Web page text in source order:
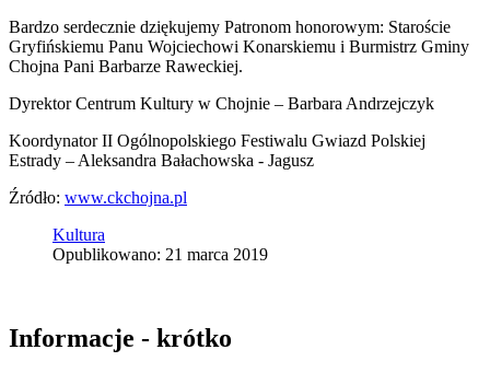
Bardzo serdecznie dziękujemy Patronom honorowym: Staroście
Gryfińskiemu Panu Wojciechowi Konarskiemu i Burmistrz Gminy
Chojna Pani Barbarze Raweckiej.
Dyrektor Centrum Kultury w Chojnie – Barbara Andrzejczyk
Koordynator II Ogólnopolskiego Festiwalu Gwiazd Polskiej
Estrady – Aleksandra Bałachowska - Jagusz
Źródło: www.ckchojna.pl
Kultura
Opublikowano: 21 marca 2019
Informacje - krótko